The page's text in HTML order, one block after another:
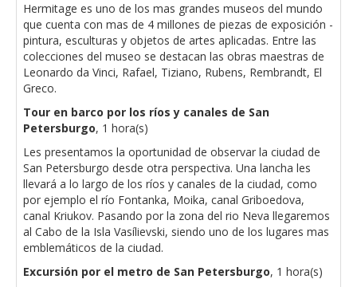
Hermitage es uno de los mas grandes museos del mundo
que cuenta con mas de 4 millones de piezas de exposición -
pintura, esculturas y objetos de artes aplicadas. Entre las
colecciones del museo se destacan las obras maestras de
Leonardo da Vinci, Rafael, Tiziano, Rubens, Rembrandt, El
Greco.
Tour en barco por los ríos y canales de San
Petersburgo, 1 hora(s)
Les presentamos la oportunidad de observar la ciudad de
San Petersburgo desde otra perspectiva. Una lancha les
llevará a lo largo de los ríos y canales de la ciudad, como
por ejemplo el río Fontanka, Moika, canal Griboedova,
canal Kriukov. Pasando por la zona del rio Neva llegaremos
al Cabo de la Isla Vasílievski, siendo uno de los lugares mas
emblemáticos de la ciudad.
Excursión por el metro de San Petersburgo, 1 hora(s)